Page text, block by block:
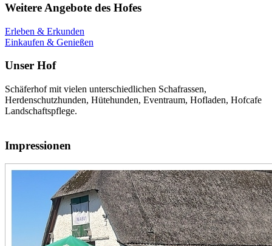
Weitere Angebote des Hofes
Erleben & Erkunden
Einkaufen & Genießen
Unser Hof
Schäferhof mit vielen unterschiedlichen Schafrassen,
Herdenschutzhunden, Hütehunden, Eventraum, Hofladen, Hofcafe
Landschaftspflege.
Impressionen